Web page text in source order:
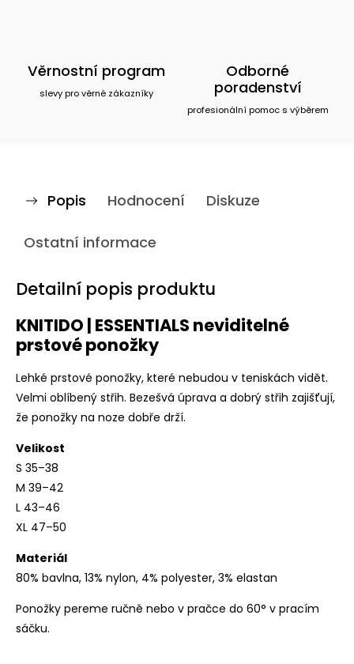
Věrnostní program
slevy pro věrné zákazníky
Odborné
poradenství
profesionální pomoc s výběrem
Popis Hodnocení Diskuze
Ostatní informace
Detailní popis produktu
KNITIDO | ESSENTIALS neviditelné
prstové ponožky
Lehké prstové ponožky, které nebudou v teniskách vidět.
Velmi oblíbený střih. Bezešvá úprava a dobrý střih zajišťují,
že ponožky na noze dobře drží.
Velikost
S 35–38
M 39–42
L 43–46
XL 47–50
Materiál
80% bavlna, 13% nylon, 4% polyester, 3% elastan
Ponožky pereme ručně nebo v pračce do 60° v pracím
sáčku.